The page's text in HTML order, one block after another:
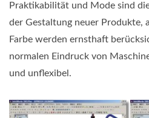
Praktikabilität und Mode sind
der Gestaltung neuer Produkte,
Farbe werden ernsthaft
normalen Eindruck von
und unflexibel.